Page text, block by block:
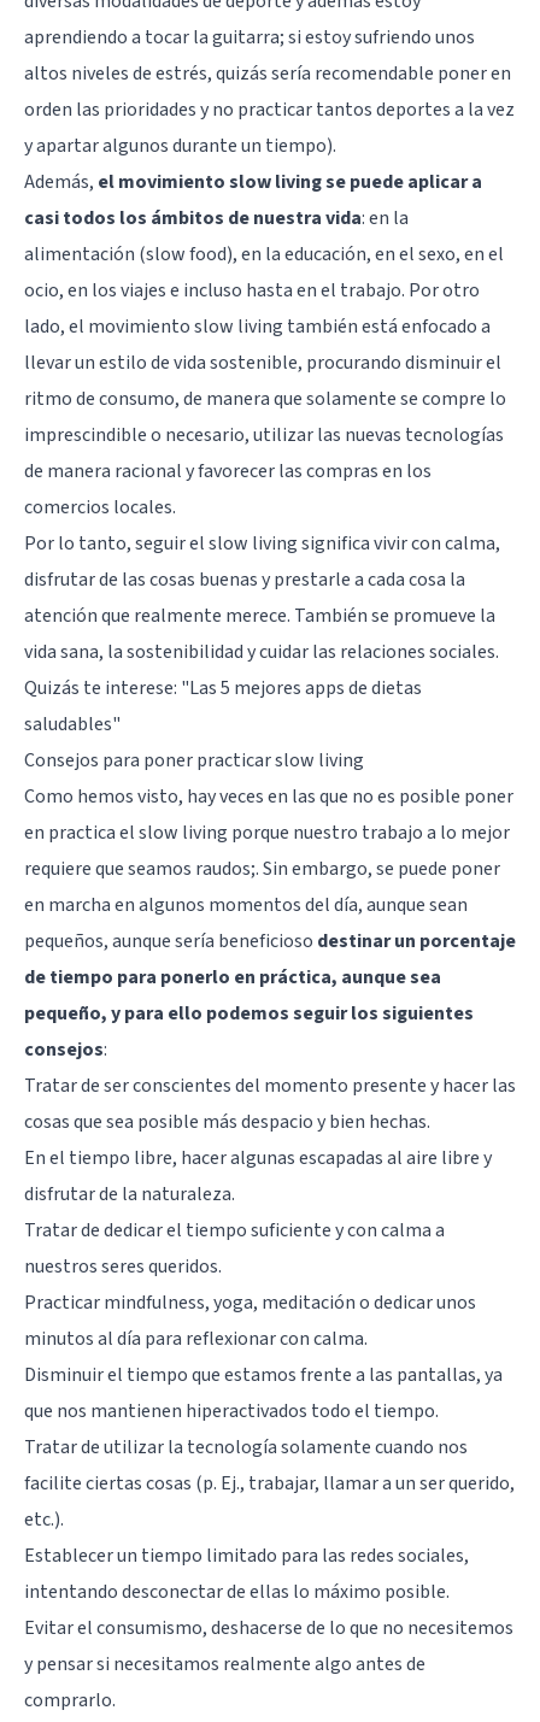
aprendiendo a tocar la guitarra; si estoy sufriendo unos
altos niveles de estrés, quizás sería recomendable poner en
orden las prioridades y no practicar tantos deportes a la vez
y apartar algunos durante un tiempo).
Además, el movimiento slow living se puede aplicar a
casi todos los ámbitos de nuestra vida: en la
alimentación (slow food), en la educación, en el sexo, en el
ocio, en los viajes e incluso hasta en el trabajo. Por otro
lado, el movimiento slow living también está enfocado a
llevar un estilo de vida sostenible, procurando disminuir el
ritmo de consumo, de manera que solamente se compre lo
imprescindible o necesario, utilizar las nuevas tecnologías
de manera racional y favorecer las compras en los
comercios locales.
Por lo tanto, seguir el slow living significa vivir con calma,
disfrutar de las cosas buenas y prestarle a cada cosa la
atención que realmente merece. También se promueve la
vida sana, la sostenibilidad y cuidar las relaciones sociales.
Quizás te interese: "Las 5 mejores apps de dietas
saludables"
Consejos para poner practicar slow living
Como hemos visto, hay veces en las que no es posible poner
en practica el slow living porque nuestro trabajo a lo mejor
requiere que seamos raudos;. Sin embargo, se puede poner
en marcha en algunos momentos del día, aunque sean
pequeños, aunque sería beneficioso destinar un porcentaje
de tiempo para ponerlo en práctica, aunque sea
pequeño, y para ello podemos seguir los siguientes
consejos:
Tratar de ser conscientes del momento presente y hacer las
cosas que sea posible más despacio y bien hechas.
En el tiempo libre, hacer algunas escapadas al aire libre y
disfrutar de la naturaleza.
Tratar de dedicar el tiempo suficiente y con calma a
nuestros seres queridos.
Practicar mindfulness, yoga, meditación o dedicar unos
minutos al día para reflexionar con calma.
Disminuir el tiempo que estamos frente a las pantallas, ya
que nos mantienen hiperactivados todo el tiempo.
Tratar de utilizar la tecnología solamente cuando nos
facilite ciertas cosas (p. Ej., trabajar, llamar a un ser querido,
etc.).
Establecer un tiempo limitado para las redes sociales,
intentando desconectar de ellas lo máximo posible.
Evitar el consumismo, deshacerse de lo que no necesitemos
y pensar si necesitamos realmente algo antes de
comprarlo.